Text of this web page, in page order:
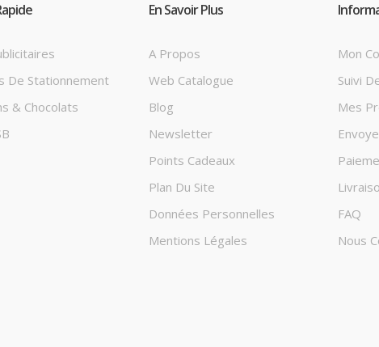
De Stationnement
& Chocolats
En Savoir Plus
A Propos
Web Catalogue
Blog
Newsletter
Points Cadeaux
Plan Du Site
Données Personnelles
Mentions Légales
Mon
Suivi
Mes
FAQ
Nous